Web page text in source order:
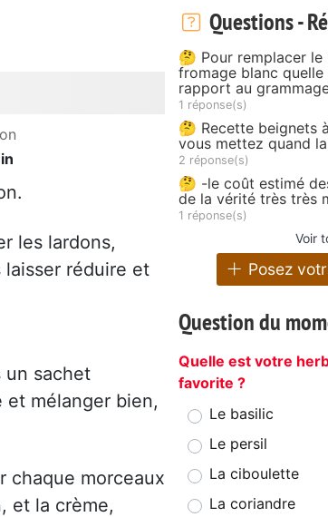
les lardons,
laisser réduire et
un sachet
mélanger bien,
chaque morceaux
et la crème,
Questions -
🤔 Pour remplacer le
fromage blanc
rapport au
1 réponse(s)
🤔 Recette beignets
vous mettez quand
2 réponse(s)
🤔 -le coût estimé
de la vérité très très
1 réponse(s)
Voir
Posez
Question du
Quelle est votre
favorite ?
Le basilic
Le persil
La ciboulette
La coriandre